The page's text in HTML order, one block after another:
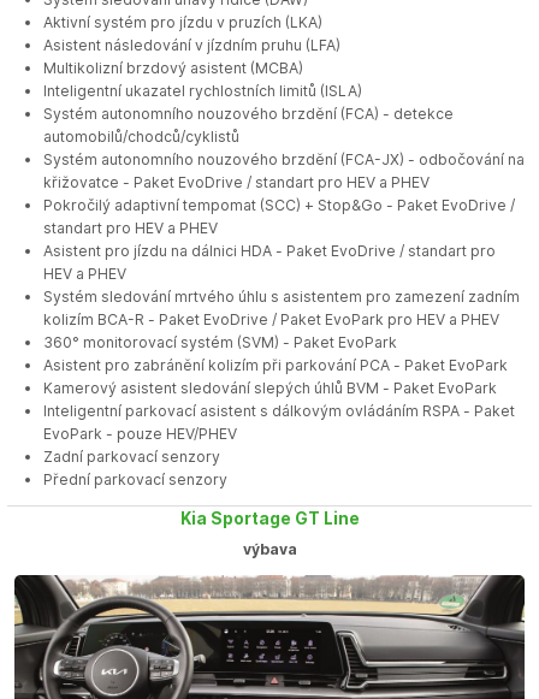
Aktivní systém pro jízdu v pruzích (LKA)
Asistent následování v jízdním pruhu (LFA)
Multikolizní brzdový asistent (MCBA)
Inteligentní ukazatel rychlostních limitů (ISLA)
Systém autonomního nouzového brzdění (FCA) - detekce
automobilů/chodců/cyklistů
Systém autonomního nouzového brzdění (FCA-JX) - odbočování na
křižovatce - Paket EvoDrive / standart pro HEV a PHEV
Pokročilý adaptivní tempomat (SCC) + Stop&Go - Paket EvoDrive /
standart pro HEV a PHEV
Asistent pro jízdu na dálnici HDA - Paket EvoDrive / standart pro
HEV a PHEV
Systém sledování mrtvého úhlu s asistentem pro zamezení zadním
kolizím BCA-R - Paket EvoDrive / Paket EvoPark pro HEV a PHEV
360° monitorovací systém (SVM) - Paket EvoPark
Asistent pro zabránění kolizím při parkování PCA - Paket EvoPark
Kamerový asistent sledování slepých úhlů BVM - Paket EvoPark
Inteligentní parkovací asistent s dálkovým ovládáním RSPA - Paket
EvoPark - pouze HEV/PHEV
Zadní parkovací senzory
Přední parkovací senzory
Kia Sportage GT Line
výbava